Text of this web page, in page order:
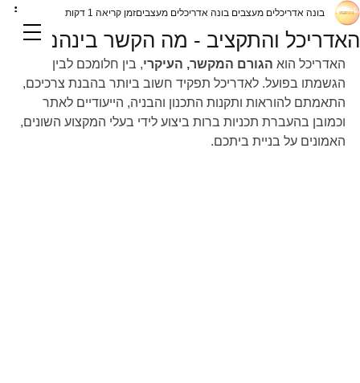
האדריכל והתקציב - מה הקשר בינהם
בונה אדריכלים מעצבים בונה אדריכלים מעצביםזמן קריאה 1 דקות
האדריכל הוא הגורם המקשר, העיקרי, בין חלומכם לבין
הגשמתו בפועל. לאדריכל תפקיד חשוב ביותר בהבנת צרכיכם,
התאמתם להוראות ותקנות התכנון והבניה, הייעודיים לאתר
וכמובן בהעברת תכניות ברות ביצוע לידי בעלי המקצוע השונים,
האמונים על בניית ביתכם.